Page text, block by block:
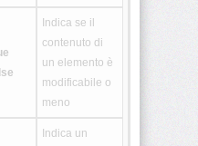
Indica se il
contenuto di
un elemento è
modificabile o
meno
Indica un